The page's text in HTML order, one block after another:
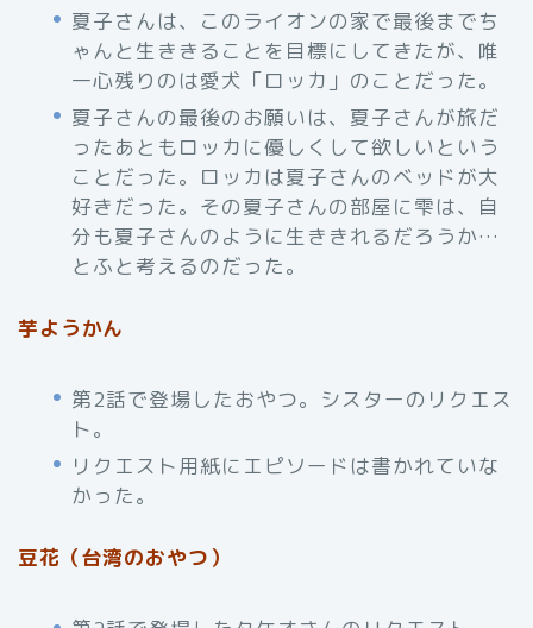
夏子さんは、このライオンの家で最後までち
ゃんと生ききることを目標にしてきたが、唯
一心残りのは愛犬「ロッカ」のことだった。
夏子さんの最後のお願いは、夏子さんが旅だ
ったあともロッカに優しくして欲しいという
ことだった。ロッカは夏子さんのベッドが大
好きだった。その夏子さんの部屋に雫は、自
分も夏子さんのように生ききれるだろうか…
とふと考えるのだった。
芋ようかん
第2話で登場したおやつ。シスターのリクエス
ト。
リクエスト用紙にエピソードは書かれていな
かった。
豆花（台湾のおやつ）